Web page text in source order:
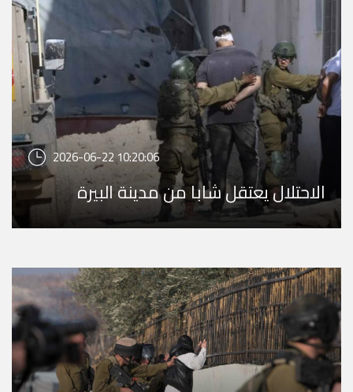
2026-06-22 10:20:06
الاحتلال يعتقل شابا من مدينة البيرة